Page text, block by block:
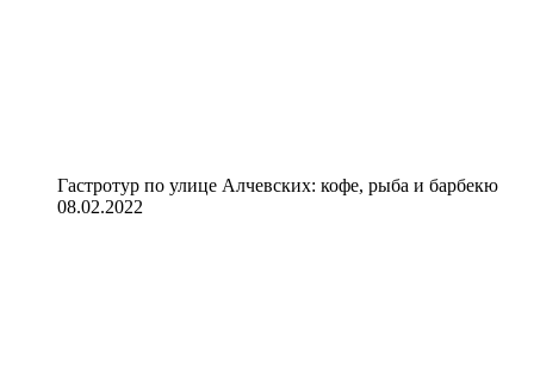
Гастротур по улице Алчевских: кофе, рыба и барбекю
08.02.2022